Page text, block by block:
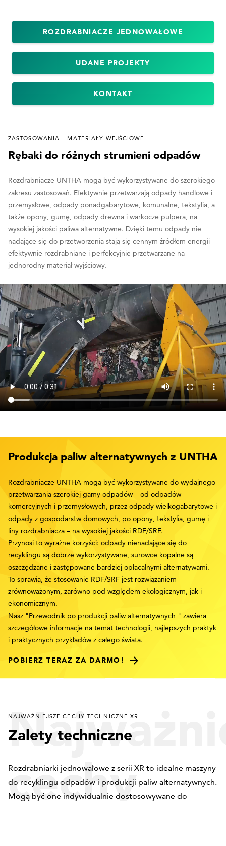
ROZDRABNIACZE JEDNOWAŁOWE
UDANE PROJEKTY
KONTAKT
ZASTOSOWANIA – MATERIAŁY WEJŚCIOWE
Rębaki do różnych strumieni odpadów
Rozdrabniacze UNTHA mogą być wykorzystywane do szerokiego
zakresu zastosowań. Efektywnie przetwarzają odpady handlowe i
przemysłowe, odpady ponadgabarytowe, komunalne, tekstylia, a
także opony, gumę, odpady drewna i warkocze pulpera, na
wysokiej jakości paliwa alternatywne. Dzięki temu odpady nie
nadające się do przetworzenia stają się cennym źródłem energii –
efektywnie rozdrabniane i perfekcyjnie przetwarzane na
jednorodny materiał wyjściowy.
Produkcja paliw alternatywnych z UNTHA
Rozdrabniacze UNTHA mogą być wykorzystywane do wydajnego
przetwarzania szerokiej gamy odpadów – od odpadów
komercyjnych i przemysłowych, przez odpady wielkogabarytowe i
odpady z gospodarstw domowych, po opony, tekstylia, gumę i
liny rozdrabniacza – na wysokiej jakości RDF/SRF.
Przynosi to wyraźne korzyści: odpady nienadające się do
recyklingu są dobrze wykorzystywane, surowce kopalne są
oszczędzane i zastępowane bardziej opłacalnymi alternatywami.
To sprawia, że stosowanie RDF/SRF jest rozwiązaniem
zrównoważonym, zarówno pod względem ekologicznym, jak i
ekonomicznym.
Nasz "Przewodnik po produkcji paliw alternatywnych " zawiera
szczegółowe informacje na temat technologii, najlepszych praktyk
i praktycznych przykładów z całego świata.
POBIERZ TERAZ ZA DARMO!
cechy
NAJWAŻNIEJSZE CECHY TECHNICZNE XR
Zalety techniczne
Rozdrabniarki jednowałowe z serii XR to idealne maszyny
do recyklingu odpadów i produkcji paliw alternatywnych.
Mogą być one indywidualnie dostosowywane do